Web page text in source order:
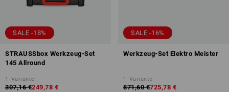
SALE -18%
STRAUSSbox Werkzeug-Set
145 Allround
1 Variante
307,16 €249,78 €
SALE -16%
Werkzeug-Set Elektro Meister
1 Variante
871,60 €725,78 €